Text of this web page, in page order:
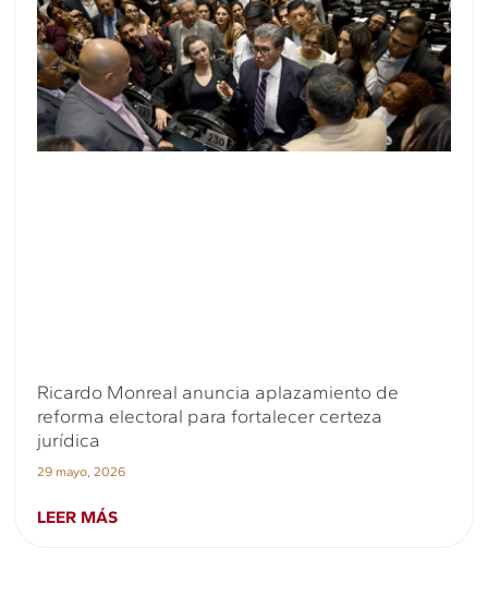
Ricardo Monreal anuncia aplazamiento de
reforma electoral para fortalecer certeza
jurídica
29 mayo, 2026
LEER MÁS